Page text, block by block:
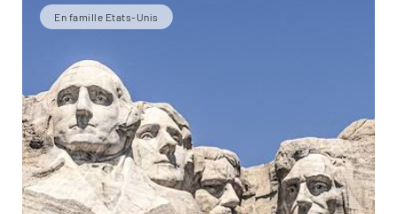
En famille Etats-Unis